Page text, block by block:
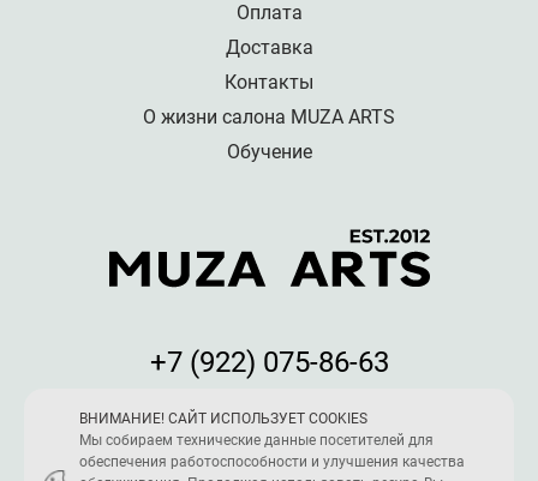
Оплата
Доставка
Контакты
О жизни салона MUZA ARTS
Обучение
+7 (922) 075-86-63
Мы принимаем к оплате:
ВНИМАНИЕ! САЙТ ИСПОЛЬЗУЕТ COOKIES
Мы собираем технические данные посетителей для
обеспечения работоспособности и улучшения качества